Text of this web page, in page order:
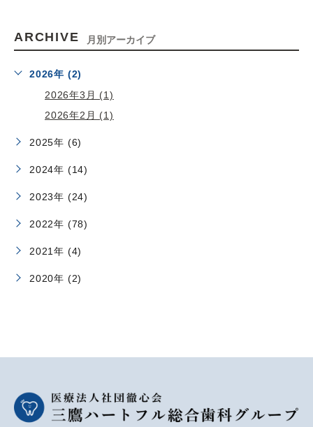
ARCHIVE 月別アーカイブ
2026年 (2)
2026年3月 (1)
2026年2月 (1)
2025年 (6)
2024年 (14)
2023年 (24)
2022年 (78)
2021年 (4)
2020年 (2)